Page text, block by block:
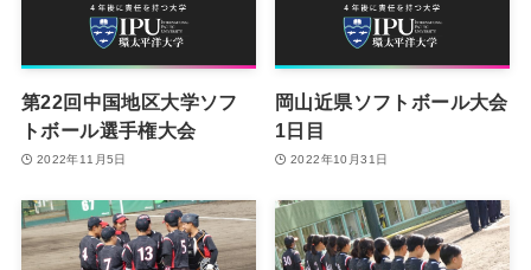
第22回中国地区大学ソフ
トボール選手権大会
2022年11月5日
岡山近県ソフトボール大会
1日目
2022年10月31日